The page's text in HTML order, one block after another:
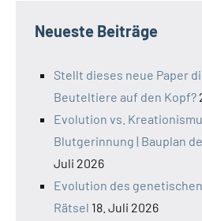
Neueste Beiträge
Stellt dieses neue Paper
Beuteltiere auf den Kopf?
Evolution vs.
Blutgerinnung | Bauplan
Juli 2026
Evolution des
Rätsel 18. Juli 2026